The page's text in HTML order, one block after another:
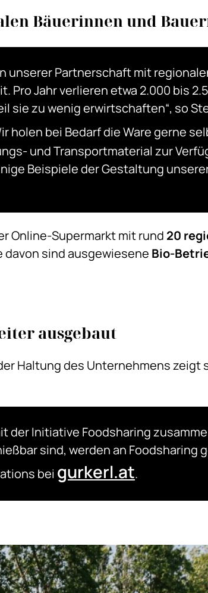
Bäuerinnen und
unserer Partnerschaft mit
Pro Jahr verlieren etwa 2.000 bis
sie zu wenig erwirtschaften“, so
holen bei Bedarf die Ware gerne
und Transportmaterial zur
Beispiele der Gestaltung
Online-Supermarkt mit rund 20
davon sind ausgewiesene Bio-
ausgebaut
Haltung des Unternehmens zeigt
der Initiative Foodsharing
sind, werden an Foodsharing
bei gurkerl.at.